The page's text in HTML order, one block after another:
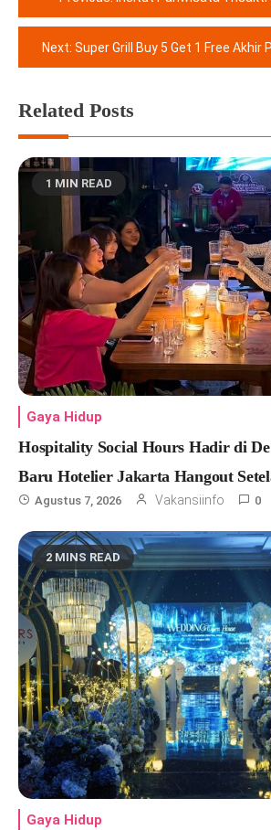
pos
Next: Super Grill Buy 5 Get 1 Free Akhir Pekan Di Temani Live Musik Di
Related Posts
1 MIN READ
Gaya Hidup
Hospitality Social Hours Hadir di
Baru Hotelier Jakarta Hangout
Agustus 7, 2026 Vakansiinfo 0
2 MINS READ
Gaya Hidup